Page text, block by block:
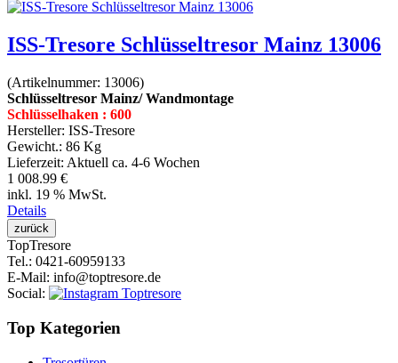
ISS-Tresore Schlüsseltresor Mainz 13006
(Artikelnummer: 13006)
Schlüsseltresor Mainz/ Wandmontage
Schlüsselhaken : 600
Hersteller: ISS-Tresore
Gewicht.: 86 Kg
Lieferzeit: Aktuell ca. 4-6 Wochen
1 008.99 €
inkl. 19 % MwSt.
Details
TopTresore
Tel.: 0421-60959133
E-Mail: info@toptresore.de
Social:
Top Kategorien